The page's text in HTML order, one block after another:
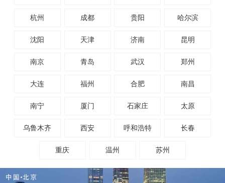
杭州 成都 贵阳 哈尔滨
沈阳 天津 济南 昆明
南京 青岛 武汉 郑州
大连 福州 合肥 南昌
南宁 厦门 石家庄 太原
乌鲁木齐 西安 呼和浩特 长春
重庆 温州 苏州